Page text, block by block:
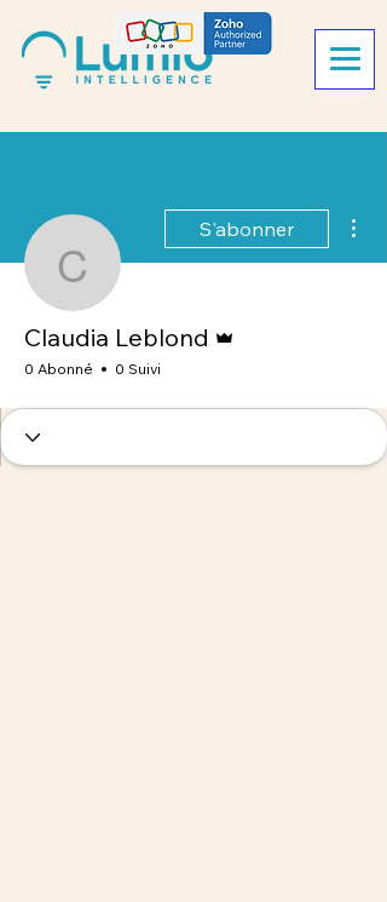
Claudia Leblond
S'abonner
Claudia Leblond
0 Abonné 0 Suivi